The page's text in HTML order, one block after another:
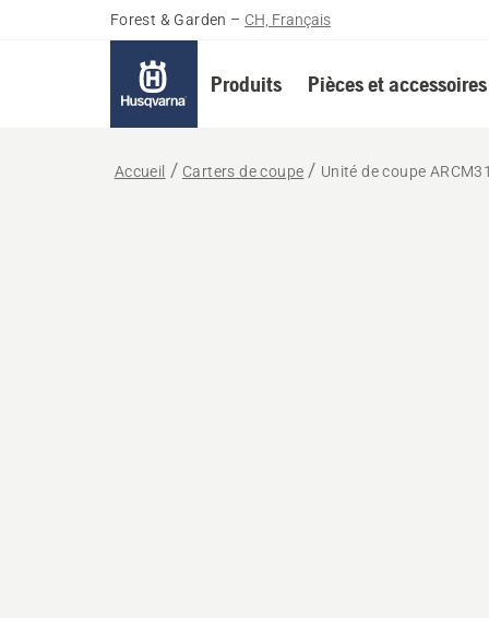
Forest & Garden – CH, Français
Produits Pièces et accessoires
Accueil Carters de coupe Unité de coupe